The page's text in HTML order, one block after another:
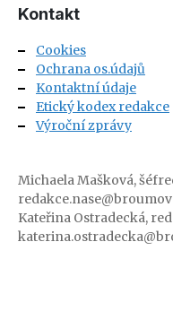
Kontakt
Cookies
Ochrana os.údajů
Kontaktní údaje
Etický kodex redakce
Výroční zprávy
Michaela Mašková,
Kateřina Ostradecká,